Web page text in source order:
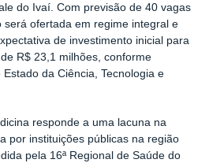
do Ivaí. Com previsão de 40 vagas
será ofertada em regime integral e
de investimento inicial para
R$ 23,1 milhões, conforme
da Ciência, Tecnologia e
responde a uma lacuna na
por instituições públicas na região
pela 16ª Regional de Saúde do